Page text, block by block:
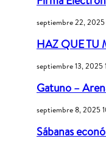
septiembre 22, 2025
HAZ QUE TU
septiembre 13, 2025
Gatuno –
septiembre 8, 2025
Sábanas